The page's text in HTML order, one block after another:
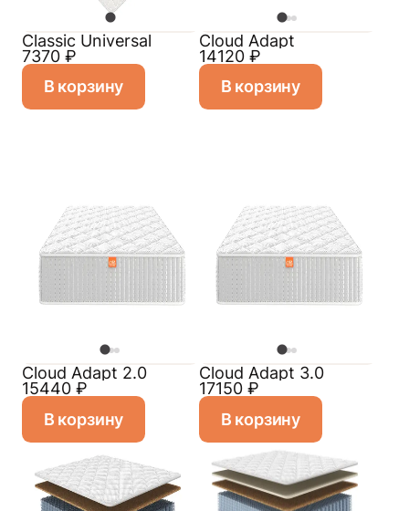
Classiс Universal
7370 ₽
В корзину
Cloud Adapt
14120 ₽
В корзину
Cloud Adapt 2.0
15440 ₽
В корзину
Cloud Adapt 3.0
17150 ₽
В корзину